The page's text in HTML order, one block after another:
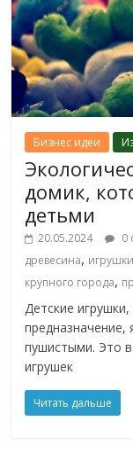
Бизнес идеи
домик,
детьми
20.05.2024 0
древесина, игрушки
крупного города,
Детские
пушистыми. Это
игрушек
Читать дальше